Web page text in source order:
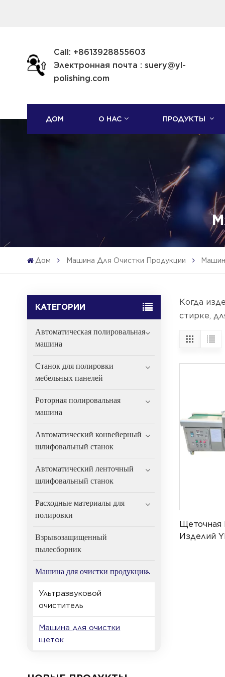
Call: +8613928855603
Электронная почта : suery@yl-
polishing.com
ДОМ О НАС ПРОДУКТЫ
Дом Машина Для Очистки Продукции
КАТЕГОРИИ
Автоматическая полировальная
машина
Станок для полировки
мебельных панелей
Роторная полировальная
машина
Автоматический конвейерный
шлифовальный станок
Автоматический ленточный
шлифовальный станок
Расходные материалы для
полировки
Взрывозащищенный
пылесборник
Машина для очистки продукции
Ультразвуковой
очиститель
Машина для очистки
щеток
Когда
стирке,
Щеточная
Изделий